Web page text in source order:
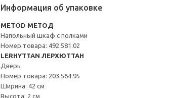
Информация об упаковке
METOD МЕТОД
Напольный шкаф с полками
Номер товара: 492.581.02
LERHYTTAN ЛЕРХЮТТАН
Дверь
Номер товара: 203.564.95
Ширина: 42 см
Высота: 2 см